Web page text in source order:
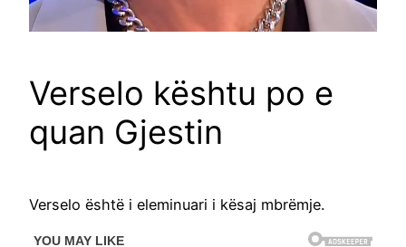
Verselo kështu po e
quan Gjestin
Verselo është i eleminuari i kësaj mbrëmje.